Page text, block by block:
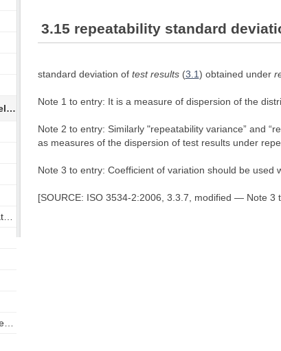
3.15 směrodatná odchylka opakovatelnosti
3.20 směrodatná odchylka reprodukovatelnosti
3.25 směrodatná odchylka mezilehlé preciznosti
3.15 repeatability standard
standard deviation of test results(3.1) obtained under
Note 1 to entry: It is a measure of dispersion of the
Note 2 to entry: Similarly "repeatability variance” and
as measures of the dispersion of test results under
Note 3 to entry: Coefficient of variation should be used
[SOURCE: ISO 3534-2:2006, 3.3.7, modified — Note 3